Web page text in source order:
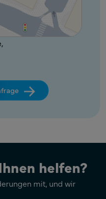
helfen?
mit, und wir